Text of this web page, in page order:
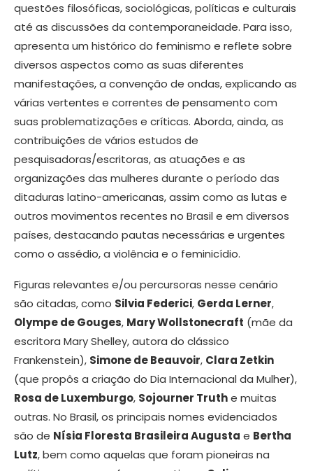
questões filosóficas, sociológicas, políticas e culturais
até as discussões da contemporaneidade. Para isso,
apresenta um histórico do feminismo e reflete sobre
diversos aspectos como as suas diferentes
manifestações, a convenção de ondas, explicando as
várias vertentes e correntes de pensamento com
suas problematizações e críticas. Aborda, ainda, as
contribuições de vários estudos de
pesquisadoras/escritoras, as atuações e as
organizações das mulheres durante o período das
ditaduras latino-americanas, assim como as lutas e
outros movimentos recentes no Brasil e em diversos
países, destacando pautas necessárias e urgentes
como o assédio, a violência e o feminicídio.
Figuras relevantes e/ou percursoras nesse cenário
são citadas, como Silvia Federici, Gerda Lerner,
Olympe de Gouges, Mary Wollstonecraft (mãe da
escritora Mary Shelley, autora do clássico
Frankenstein), Simone de Beauvoir, Clara Zetkin
(que propôs a criação do Dia Internacional da Mulher),
Rosa de Luxemburgo, Sojourner Truthe muitas
outras. No Brasil, os principais nomes evidenciados
são de Nísia Floresta Brasileira Augusta e Bertha
Lutz, bem como aquelas que foram pioneiras na